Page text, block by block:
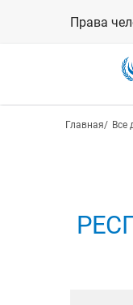
Права
Строка
Главная Все